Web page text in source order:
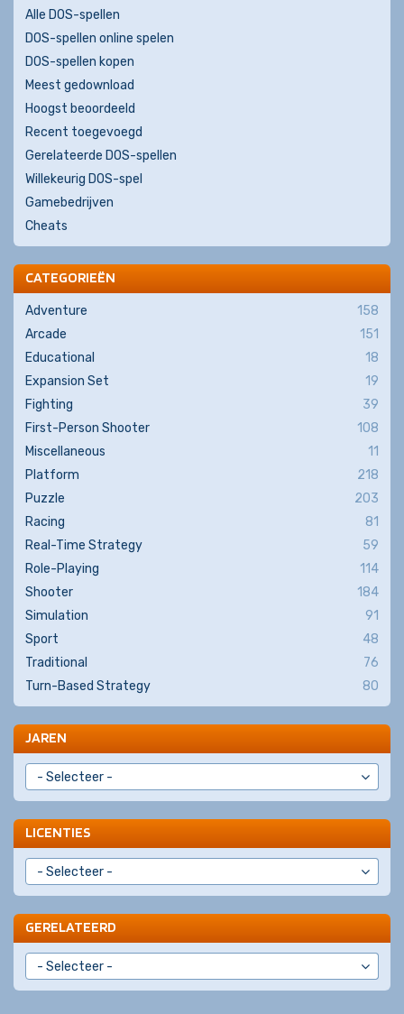
Alle DOS-spellen
DOS-spellen online spelen
DOS-spellen kopen
Meest gedownload
Hoogst beoordeeld
Recent toegevoegd
Gerelateerde DOS-spellen
Willekeurig DOS-spel
Gamebedrijven
Cheats
CATEGORIEËN
Adventure
158
Arcade
151
Educational
18
Expansion Set
19
Fighting
39
First-Person Shooter
108
Miscellaneous
11
Platform
218
Puzzle
203
Racing
81
Real-Time Strategy
59
Role-Playing
114
Shooter
184
Simulation
91
Sport
48
Traditional
76
Turn-Based Strategy
80
JAREN
LICENTIES
GERELATEERD